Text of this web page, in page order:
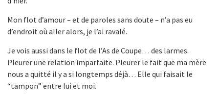
Mon flot d’amour – et de paroles sans doute – n’a pas eu
d’endroit où aller alors, je l’ai ravalé.
Je vois aussi dans le flot de l’As de Coupe… des larmes.
Pleurer une relation imparfaite. Pleurer le fait que ma mère
nous a quitté il y a si longtemps déjà… Elle qui faisait le
“tampon” entre lui et moi.